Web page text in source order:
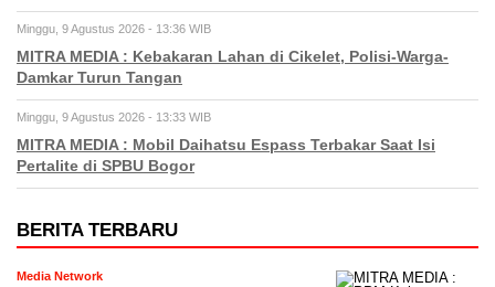
Minggu, 9 Agustus 2026 - 13:36 WIB
MITRA MEDIA : Kebakaran Lahan di Cikelet, Polisi-Warga-
Damkar Turun Tangan
Minggu, 9 Agustus 2026 - 13:33 WIB
MITRA MEDIA : Mobil Daihatsu Espass Terbakar Saat Isi
Pertalite di SPBU Bogor
BERITA TERBARU
Media Network